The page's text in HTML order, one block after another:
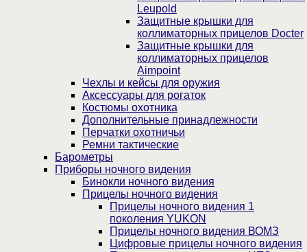
Leupold
Защитные крышки для
коллиматорных прицелов Docter
Защитные крышки для
коллиматорных прицелов
Aimpoint
Чехлы и кейсы для оружия
Аксессуары для рогаток
Костюмы охотника
Дополнительные принадлежности
Перчатки охотничьи
Ремни тактические
Барометры
Приборы ночного видения
Бинокли ночного видения
Прицелы ночного видения
Прицелы ночного видения 1
поколения YUKON
Прицелы ночного видения ВОМЗ
Цифровые прицелы ночного видения